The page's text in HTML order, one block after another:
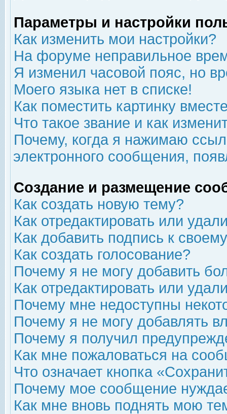
Параметры и настройки
Как изменить мои настройки?
На форуме неправильное
Я изменил часовой пояс, но
Моего языка нет в списке!
Как поместить картинку
Что такое звание и как
Почему, когда я нажимаю
электронного сообщения,
Создание и размещение
Как создать новую тему?
Как отредактировать или
Как добавить подпись к
Как создать голосование?
Почему я не могу добавить
Как отредактировать или
Почему мне недоступны
Почему я не могу добавлять
Почему я получил
Как мне пожаловаться на
Что означает кнопка
Почему мое сообщение
Как мне вновь поднять мою